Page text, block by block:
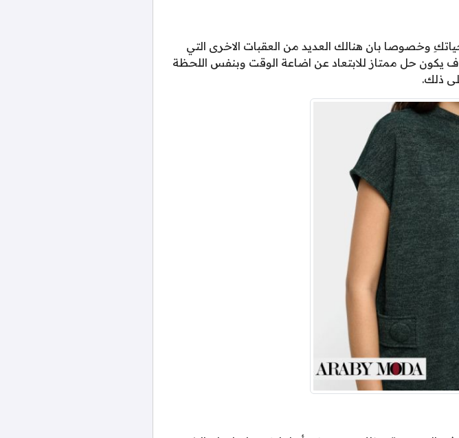
وخصوصا بان هنالك العديد من العقبات الاخرى التي
يكون حل ممتاز للابتعاد عن اضاعة الوقت وبنفس اللحظة
ذلك.